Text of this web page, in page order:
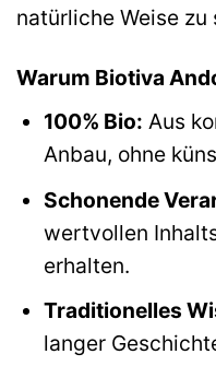
natürliche Weise zu
Warum Biotiva
100% Bio: Aus
Anbau, ohne
Schonende
wertvollen
erhalten.
Traditionelles
langer